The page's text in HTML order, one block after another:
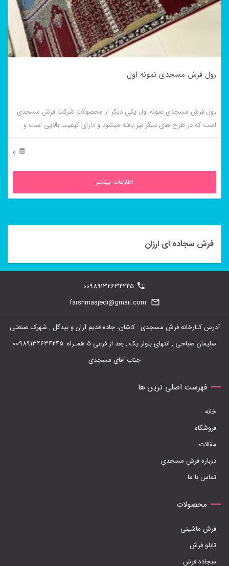
رول فرش مسجدی نمونه اول
رول فرش مسجدی نمونه اول یکی دیگر از محصولات شرکت فرش مسجدی
است که در طرح های دیگر نیز بافته میشود و دارای کیفیت بالایی است و
0
اطلاعات بیشتر
فرش سجاده ای ارزان
00989132634245
farshmasjedi@gmail.com
آدرس کـارخانه فرش مسجدی : کاشان، جاده قدیم آران و بیدگل , شهرک صنعتی
سلیمان صباحی , انتهای بلوار یک , بعد از فرعی 5 همـراه: 00989132634245
جناب آقای مسجدی
فهرست اصلی ترین ها
خانه
فروشگاه
مقالات
درباره فرش مسجدی
تماس با ما
محصولات
فرش ماشینی
تابلو فرش
سجاده فرش